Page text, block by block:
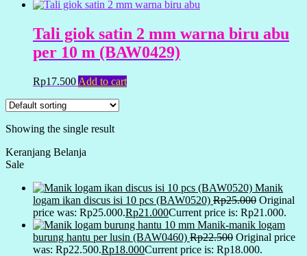
Tali giok satin 2 mm warna biru abu
per 10 m (BAW0429)
Rp17.500 Add to cart
Showing the single result
Keranjang Belanja
Sale
Manik
logam ikan discus isi 10 pcs (BAW0520) Rp25.000 Original
price was: Rp25.000.Rp21.000Current price is: Rp21.000.
Manik-manik logam
burung hantu per lusin (BAW0460) Rp22.500 Original price
was: Rp22.500.Rp18.000Current price is: Rp18.000.